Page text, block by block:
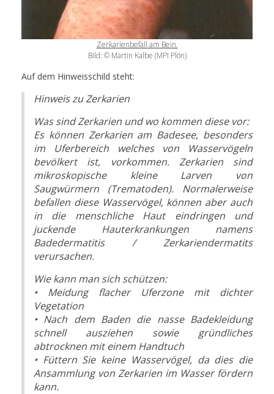
Zerkarienbefall am Bein.
Bild: © Martin Kalbe (MPI Plön)
Auf dem Hinweisschild steht:
Hinweis zu Zerkarien
Was sind Zerkarien und wo kommen diese vor:
Es können Zerkarien am Badesee, besonders
im Uferbereich welches von Wasservögeln
bevölkert ist, vorkommen. Zerkarien sind
mikroskopische kleine Larven von
Saugwürmern (Trematoden). Normalerweise
befallen diese Wasservögel, können aber auch
in die menschliche Haut eindringen und
juckende Hauterkrankungen namens
Badedermatitis / Zerkariendermatits
verursachen.
Wie kann man sich schützen:
• Meidung flacher Uferzone mit dichter
Vegetation
• Nach dem Baden die nasse Badekleidung
schnell ausziehen sowie gründliches
abtrocknen mit einem Handtuch
• Füttern Sie keine Wasservögel, da dies die
Ansammlung von Zerkarien im Wasser fördern
kann.